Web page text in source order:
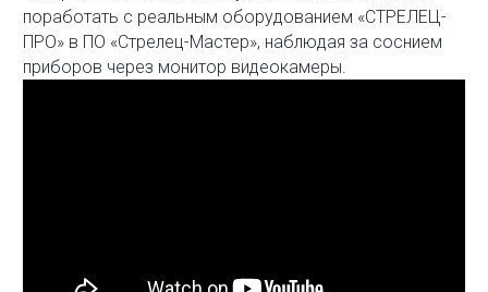
поработать с реальным оборудованием «СТРЕЛЕЦ-
ПРО» в ПО «Стрелец-Мастер», наблюдая за соснием
приборов через монитор видеокамеры.